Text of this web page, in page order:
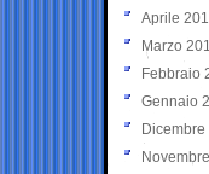
Aprile
Marzo
Febbraio
Gennaio
Dicembre